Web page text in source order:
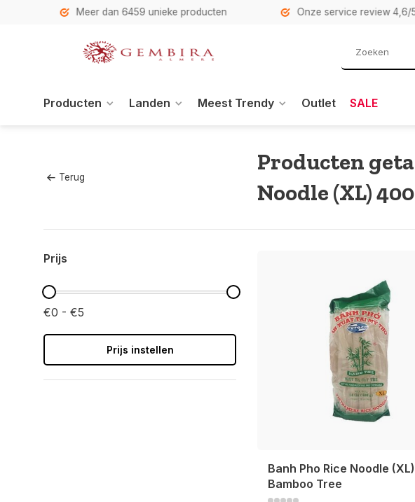
Meer dan 6459 unieke producten Onze service review 4,6/5
Producten Landen Meest Trendy Outlet SALE
Terug
Producten
Noodle (XL)
Prijs
€0 - €5
Prijs instellen
Banh Pho Rice Noodle
Bamboo Tree